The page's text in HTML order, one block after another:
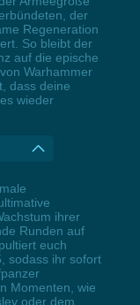
der
Regeneration
So bleibt der
auf die epische
Warhammer
dass deine
wieder
ihrer
Runden auf
euch
sodass ihr sofort
Momenten, wie
oder dem